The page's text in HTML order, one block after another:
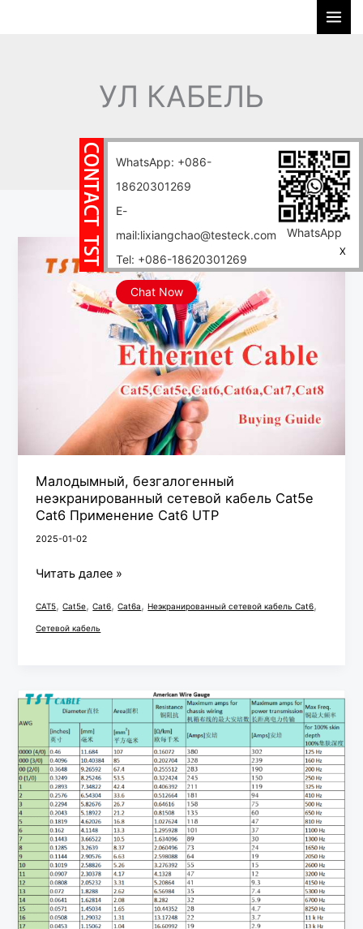
WhatsApp: +086-
18620301269
E-
mail:lixiangchao@testeck.com
Tel: +086-18620301269
Chat Now
WhatsApp
X
УЛ КАБЕЛЬ
Главная Блог УЛ КАБЕЛЬ
Малодымный, безгалогенный
неэкранированный сетевой кабель Cat5e
Cat6 Применение Cat6 UTP
2025-01-02
Малодымный,
безгалогенный
неэкранированный
сетевой
Применение
Читать далее »
CAT5,Cat5e,Cat6,Cat6a,Неэкранированный сетевой кабель Cat6,
Сетевой кабель
Таблица
перевода
метрических
единиц
калибра
проводов
AWG/MCM
2025
г.
Американский
калибр